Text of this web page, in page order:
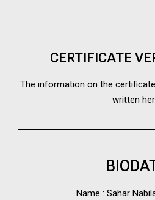
CERTIFICATE
The information on the
written
Name : Sahar